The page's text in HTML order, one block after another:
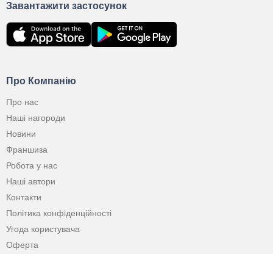
Про Компанію
Про нас
Наші нагороди
Новини
Франшиза
Робота у нас
Наші автори
Контакти
Політика конфіденційності
Угода користувача
Оферта
Завантажити застосунок